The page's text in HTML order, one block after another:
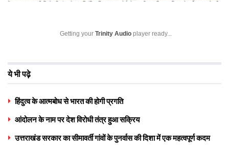
Getting your Trinity Audio player ready...
ये भी पढ़े
हिंदुत्व के आत्मबोध से भारत की होगी प्रगति
आंदोलन के नाम पर देश विरोधी तंत्र हुआ सक्रिय
उत्तराखंड सरकार का सीमावर्ती गांवों के पुनर्वास की दिशा में एक महत्वपूर्ण कदम